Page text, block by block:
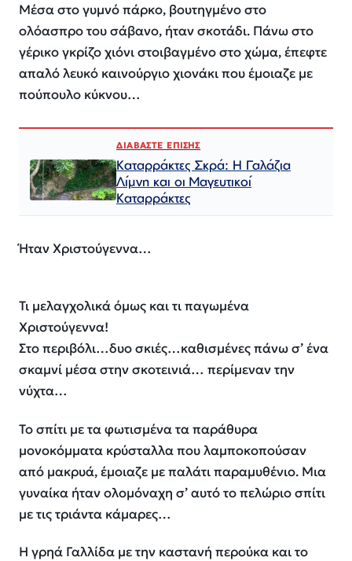
Μέσα στο γυμνό πάρκο, βουτηγμένο στο
ολόασπρο του σάβανο, ήταν σκοτάδι. Πάνω στο
γέρικο γκρίζο χιόνι στοιβαγμένο στο χώμα, έπεφτε
απαλό λευκό καινούργιο χιονάκι που έμοιαζε με
πούπουλο κύκνου…
ΔΙΑΒΑΣΤΕ ΕΠΙΣΗΣ
Καταρράκτες Σκρά: Η Γαλάζια
Λίμνη και οι Μαγευτικοί
Καταρράκτες
Ήταν Χριστούγεννα…
Τι μελαγχολικά όμως και τι παγωμένα
Χριστούγεννα!
Στο περιβόλι…δυο σκιές…καθισμένες πάνω σ’ ένα
σκαμνί μέσα στην σκοτεινιά… περίμεναν την
νύχτα…
Το σπίτι με τα φωτισμένα τα παράθυρα
μονοκόμματα κρύσταλλα που λαμποκοπούσαν
από μακρυά, έμοιαζε με παλάτι παραμυθένιο. Μια
γυναίκα ήταν ολομόναχη σ’ αυτό το πελώριο σπίτι
με τις τριάντα κάμαρες…
Η γρηά Γαλλίδα με την καστανή περούκα και το